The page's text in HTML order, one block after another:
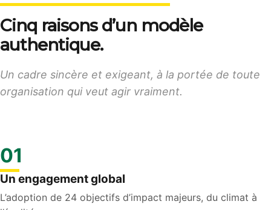
Cinq raisons d’un modèle
authentique.
Un cadre sincère et exigeant, à la portée de toute
organisation qui veut agir vraiment.
01
Un engagement global
L’adoption de 24 objectifs d’impact majeurs, du climat à